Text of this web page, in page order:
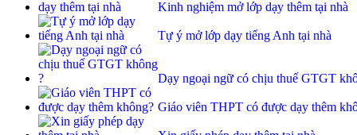
Kinh nghiệm mở lớp dạy thêm tại nhà
Tự ý mở lớp dạy tiếng Anh tại nhà
Dạy ngoại ngữ có chịu thuế GTGT
Giáo viên THPT có được dạy thêm